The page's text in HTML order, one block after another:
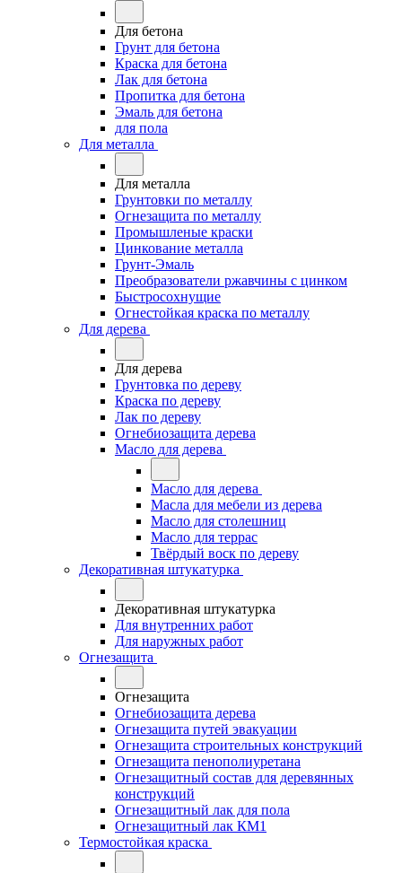
Для бетона
Грунт для бетона
Краска для бетона
Лак для бетона
Пропитка для бетона
Эмаль для бетона
для пола
Для металла
Для металла
Грунтовки по металлу
Огнезащита по металлу
Промышленые краски
Цинкование металла
Грунт-Эмаль
Преобразователи ржавчины с цинком
Быстросохнущие
Огнестойкая краска по металлу
Для дерева
Для дерева
Грунтовка по дереву
Краска по дереву
Лак по дереву
Огнебиозащита дерева
Масло для дерева
Масло для дерева
Масла для мебели из дерева
Масло для столешниц
Масло для террас
Твёрдый воск по дереву
Декоративная штукатурка
Декоративная штукатурка
Для внутренних работ
Для наружных работ
Огнезащита
Огнезащита
Огнебиозащита дерева
Огнезащита путей эвакуации
Огнезащита строительных конструкций
Огнезащита пенополиуретана
Огнезащитный состав для деревянных
конструкций
Огнезащитный лак для пола
Огнезащитный лак КМ1
Термостойкая краска